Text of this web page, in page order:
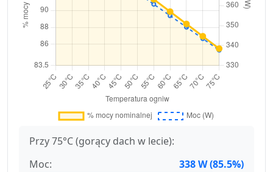
Przy 75°C (gorący dach w lecie):
Moc:
338 W (85.5%)